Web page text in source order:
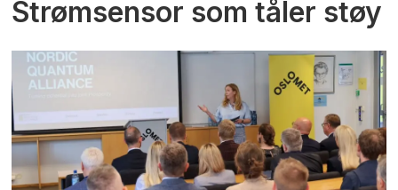
Strømsensor som tåler støy